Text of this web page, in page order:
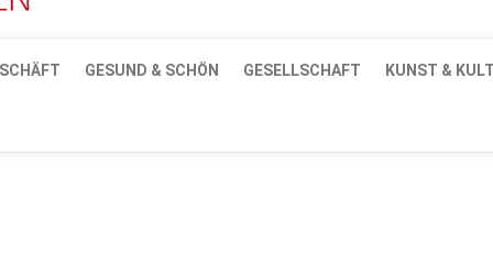
GESUND & SCHÖN GESELLSCHAFT KUNST &